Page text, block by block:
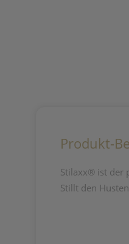
Produkt-
Stilaxx® ist der
Stillt den